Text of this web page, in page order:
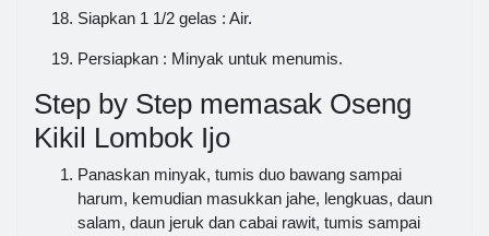
Siapkan 1 1/2 gelas : Air.
Persiapkan : Minyak untuk menumis.
Step by Step memasak Oseng
Kikil Lombok Ijo
Panaskan minyak, tumis duo bawang sampai
harum, kemudian masukkan jahe, lengkuas, daun
salam, daun jeruk dan cabai rawit, tumis sampai